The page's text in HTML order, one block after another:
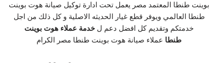
بوينت طنطا المعتمد مصر يعمل تحت ادارة توكيل صيانة هوت بوينت
طنطا العالمي ويوفر قطع غيار الحديثه الاصلية و كل ذلك من اجل
خدمتكم وتقديم كل افضل دعم ل خدمة عملاء هوت بوينت
طنطا عملاء صيانة هوت بوينت طنطا مصر الكرام